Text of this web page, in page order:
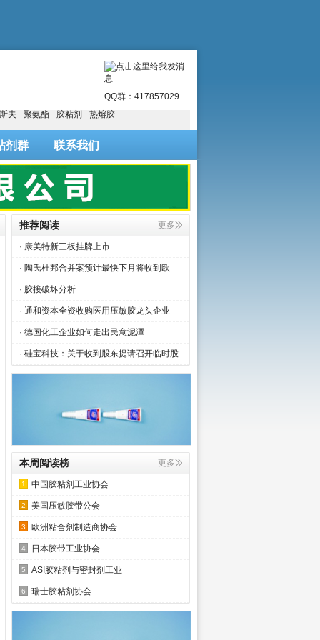
QQ群：417857029
夫
聚氨酯 胶粘剂 热熔胶
剂群 联系我们
推荐阅读 更多
· 康美特新三板挂牌上市
· 陶氏杜邦合并案预计最快下月将收到欧
· 胶接破坏分析
· 通和资本全资收购医用压敏胶龙头企业
· 德国化工企业如何走出民意泥潭
· 硅宝科技：关于收到股东提请召开临时股
本周阅读榜 更多
1 中国胶粘剂工业协会
2 美国压敏胶带公会
3 欧洲粘合剂制造商协会
4 日本胶带工业协会
5 ASI胶粘剂与密封剂工业
6 瑞士胶粘剂协会